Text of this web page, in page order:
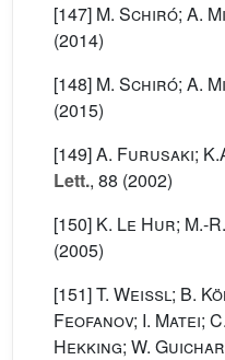
[147] M. Schiró; A.
(2014)
[148] M. Schiró; A.
(2015)
[149]A. Furusaki;
Lett., 88 (2002)
[150] K. Le Hur; M.-
(2005)
[151]T. Weißl; B.
Feofanov; I. Matei;
Hekking; W.